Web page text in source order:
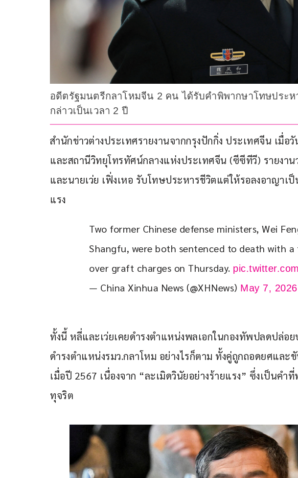
อดีตรัฐมนตรีกลาโหมจีน 2 คน ได้รับคำพิพากษาโทษประ
กล่าวเป็นเวลา 2 ปี
สำนักข่าวต่างประเทศรายงานจากกรุงปักกิ่ง ประเทศจีน เมื่อ
และสถานีวิทยุโทรทัศน์กลางแห่งประเทศจีน (ซีซีทีวี) รายงาน
และนายเว่ย เฟิ่งเหอ รับโทษประหารชีวิตแต่ให้รอลงอาญาเ
แรง
Two former Chinese defense ministers, Wei
Shangfu, were both sentenced to death with a
over graft charges on Thursday.
— China Xinhua News (@XHNews) May 7, 2026
ทั้งนี้ หลี่และเว่ยเคยดำรงตำแหน่งพลเอกในกองทัพปลดปล่อ
ดำรงตำแหน่งรมว.กลาโหม อย่างไรก็ตาม ทั้งคู่ถูกถอดยศแล
เมื่อปี 2567 เนื่องจาก “ละเมิดวินัยอย่างร้ายแรง” ซึ่งเป็นคำ
ทุจริต